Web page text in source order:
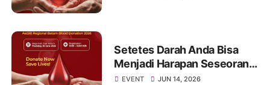
Setetes Darah Anda Bisa
Menjadi Harapan Seseorang:
Mari Bergabung di Donor
EVENT JUN 14, 2026